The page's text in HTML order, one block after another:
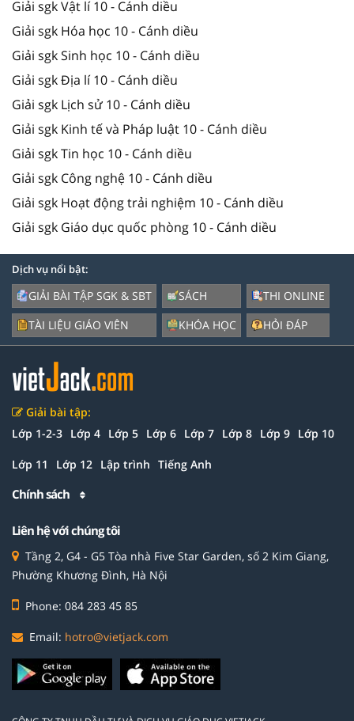
Giải sgk Vật lí 10 - Cánh diều
Giải sgk Hóa học 10 - Cánh diều
Giải sgk Sinh học 10 - Cánh diều
Giải sgk Địa lí 10 - Cánh diều
Giải sgk Lịch sử 10 - Cánh diều
Giải sgk Kinh tế và Pháp luật 10 - Cánh diều
Giải sgk Tin học 10 - Cánh diều
Giải sgk Công nghệ 10 - Cánh diều
Giải sgk Hoạt động trải nghiệm 10 - Cánh diều
Giải sgk Giáo dục quốc phòng 10 - Cánh diều
Dịch vụ nổi bật:
GIẢI BÀI TẬP SGK & SBT
TÀI LIỆU GIÁO VIÊN
SÁCH
KHÓA HỌC
THI ONLINE
HỎI ĐÁP
Giải bài tập:
Lớp 1-2-3 Lớp 4 Lớp 5 Lớp 6 Lớp 7 Lớp 8 Lớp 9 Lớp 10
Lớp 11 Lớp 12 Lập trình Tiếng Anh
Chính sách
Liên hệ với chúng tôi
Tầng 2, G4 - G5 Tòa nhà Five Star Garden, số 2 Kim Giang,
Phường Khương Đình, Hà Nội
Phone: 084 283 45 85
Email: hotro@vietjack.com